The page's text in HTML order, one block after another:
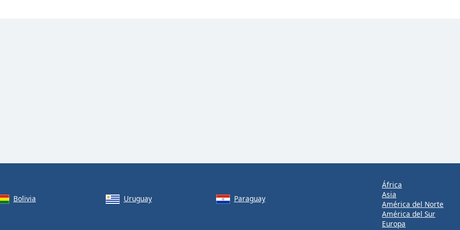
Bolivia Uruguay
Paraguay
África
Asia
América del Norte
América del Sur
Europa